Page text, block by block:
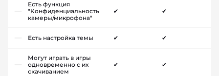
Есть функция
"Конфиденциальность
камеры/микрофона"
✔ ✔
Есть настройка темы ✔ ✔
Могут играть в игры
одновременно с их
скачиванием
✔ ✔